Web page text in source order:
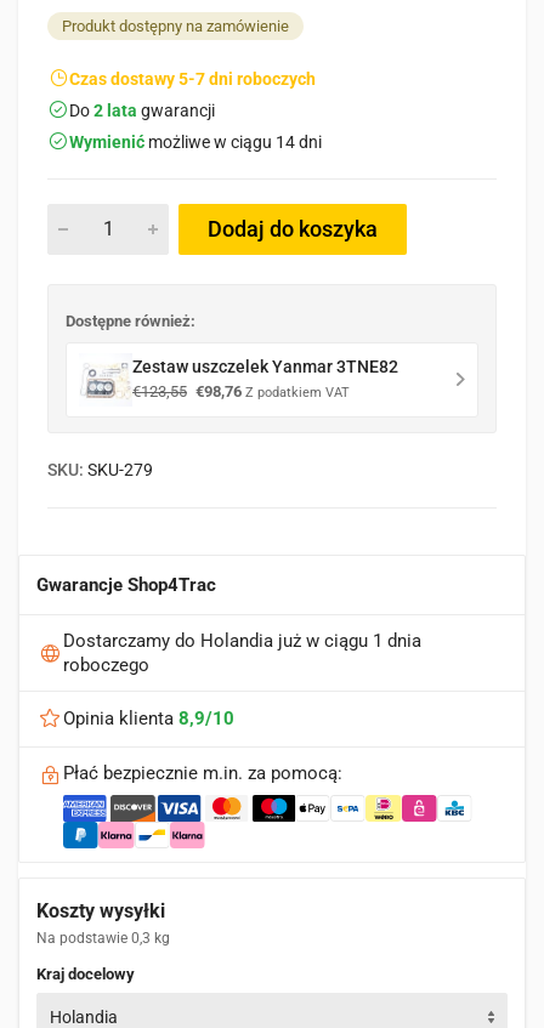
Produkt dostępny na zamówienie
Czas dostawy 5-7 dni roboczych
Do2 lata gwarancji
Wymienić możliwe w ciągu 14 dni
Dodaj do koszyka
Dostępne również:
Zestaw uszczelek Yanmar 3TNE82
€123,55 Pierwotna
€98,76Aktualna
Z podatkiem VAT
SKU: SKU-279
Gwarancje Shop4Trac
Dostarczamy do Holandia już w ciągu 1 dnia
roboczego
Opinia klienta 8,9/10
Płać bezpiecznie m.in. za pomocą:
Koszty wysyłki
Na podstawie 0,3 kg
Kraj docelowy
Holandia